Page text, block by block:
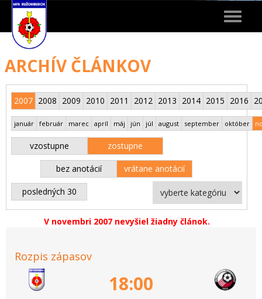
Toggle
ARCHÍV ČLÁNKOV
2007 2008 2009 2010 2011 2012 2013 2014 2015 2016
január február marec apríl máj jún júl august september október
vzostupne zostupne
bez anotácií vrátane anotácií
posledných 30
V novembri 2007 nevyšiel žiadny článok.
Rozpis zápasov
18:00